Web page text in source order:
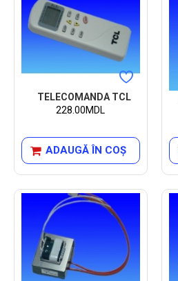
TELECOMANDA TCL
228.00MDL
ADAUGĂ ÎN COŞ